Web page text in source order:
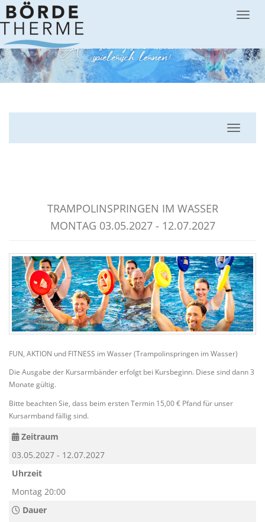
TRAMPOLINSPRINGEN IM WASSER
MONTAG 03.05.2027 - 12.07.2027
FUN, AKTION und FITNESS im Wasser (Trampolinspringen im Wasser)
Die Ausgabe der Kursarmbänder erfolgt bei Kursbeginn. Diese sind dann 3
Monate gültig.
Bitte beachten Sie, dass beim ersten Termin 15,00 € Pfand für unser
Kursarmband fällig sind.
Zeitraum
03.05.2027 - 12.07.2027
Uhrzeit
Montag 20:00
Dauer